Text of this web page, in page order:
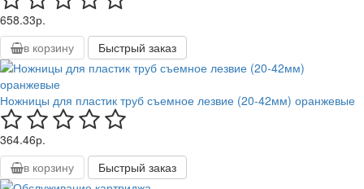
658.33р.
в корзину
Быстрый заказ
Ножницы для пластик труб съемное лезвие (20-42мм) оранжевые
364.46р.
в корзину
Быстрый заказ